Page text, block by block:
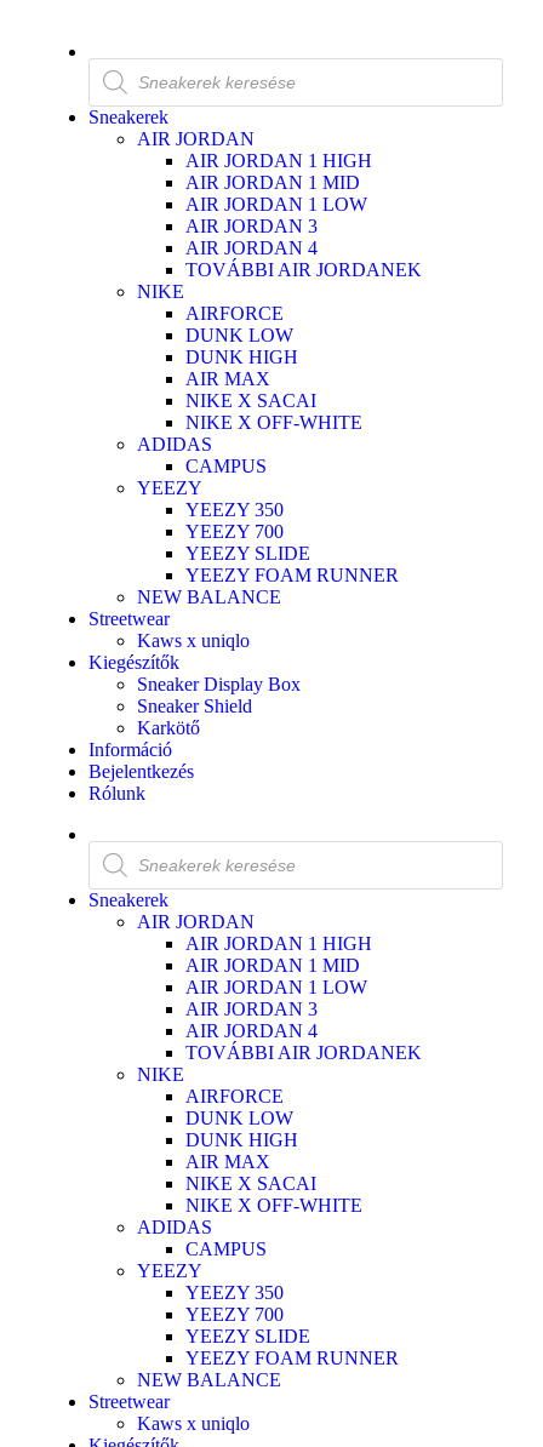
Sneakerek
AIR JORDAN
AIR JORDAN 1 HIGH
AIR JORDAN 1 MID
AIR JORDAN 1 LOW
AIR JORDAN 3
AIR JORDAN 4
TOVÁBBI AIR JORDANEK
NIKE
AIRFORCE
DUNK LOW
DUNK HIGH
AIR MAX
NIKE X SACAI
NIKE X OFF-WHITE
ADIDAS
CAMPUS
YEEZY
YEEZY 350
YEEZY 700
YEEZY SLIDE
YEEZY FOAM RUNNER
NEW BALANCE
Streetwear
Kaws x uniqlo
Kiegészítők
Sneaker Display Box
Sneaker Shield
Karkötő
Információ
Bejelentkezés
Rólunk
Sneakerek
AIR JORDAN
AIR JORDAN 1 HIGH
AIR JORDAN 1 MID
AIR JORDAN 1 LOW
AIR JORDAN 3
AIR JORDAN 4
TOVÁBBI AIR JORDANEK
NIKE
AIRFORCE
DUNK LOW
DUNK HIGH
AIR MAX
NIKE X SACAI
NIKE X OFF-WHITE
ADIDAS
CAMPUS
YEEZY
YEEZY 350
YEEZY 700
YEEZY SLIDE
YEEZY FOAM RUNNER
NEW BALANCE
Streetwear
Kaws x uniqlo